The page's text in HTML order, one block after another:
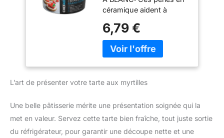
Il ne convient pas à une
ondes. Veillez à ne pas
utiliser d'objets
métalliques dans le
uniquement avec une
Ne passe pas au lave-
vaisselle.
réutiliser : Il suffit de
piquer la pâte, de la
recouvrir de papier
cuisson, puis de verser
les billes avant
d’enfourner. Après
usage, elles se nettoient
simplement à la main.
Durables, sûres et sans
céramique de qualité
alimentaire, ces perles de
cuisson sont solides,
céramique aident à
pendant la cuisson, pour
préparer fonds de tarte,
quiches et pies maison
couvre un moule à tarte
facilement après
utilisation dans la boîte
fournie pour garder les
perles ensemble AIDE À
6,79 €
L’art de présenter votre tarte aux myrtilles
Une belle pâtisserie mérite une présentation soignée qui la
met en valeur. Servez cette tarte bien fraîche, tout juste sortie
du réfrigérateur, pour garantir une découpe nette et une